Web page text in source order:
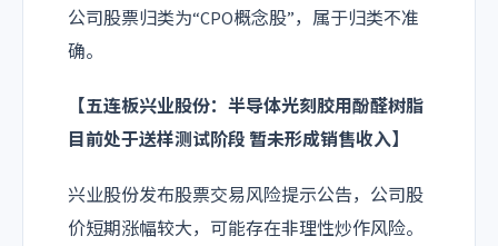
公司股票归类为“CPO概念股”，属于归类不准
确。
【五连板兴业股份：半导体光刻胶用酚醛树脂
目前处于送样测试阶段 暂未形成销售收入】
兴业股份发布股票交易风险提示公告，公司股
价短期涨幅较大，可能存在非理性炒作风险。